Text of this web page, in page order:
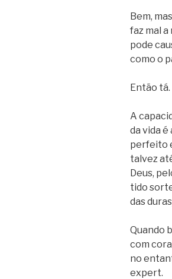
Bem,
faz mal
pode
como o
Então
A
da vida
perfeito
talvez
Deus,
tido
das
Quando
com
no
expert.